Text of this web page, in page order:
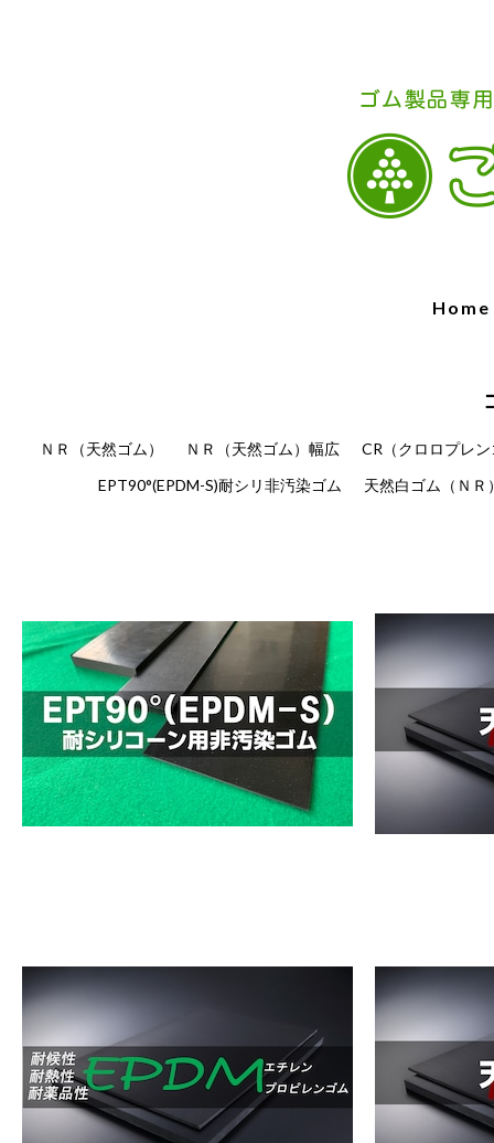
Home
ＮＲ（天然ゴム） ＮＲ（天然ゴム）幅広
CR（クロロプレ
EPT90°(EPDM-S)耐シリ非汚染ゴム
天然白ゴム（ＮＲ